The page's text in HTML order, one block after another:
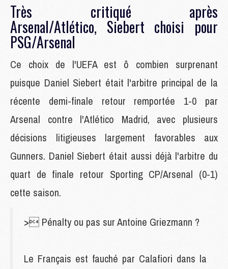
Très critiqué après
Arsenal/Atlético, Siebert choisi pour
PSG/Arsenal
Ce choix de l'UEFA est ô combien surprenant
puisque Daniel Siebert était l'arbitre principal de la
récente demi-finale retour remportée 1-0 par
Arsenal contre l'Atlético Madrid, avec plusieurs
décisions litigieuses largement favorables aux
Gunners. Daniel Siebert était aussi déjà l'arbitre du
quart de finale retour Sporting CP/Arsenal (0-1)
cette saison.
> Pénalty ou pas sur Antoine Griezmann ?
Le Français est fauché par Calafiori dans la